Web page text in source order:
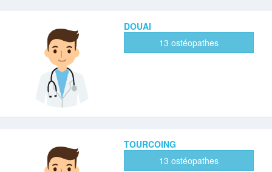
DOUAI
13 ostéopathes
TOURCOING
13 ostéopathes